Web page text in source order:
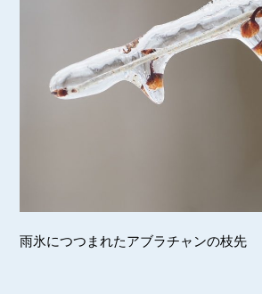
雨氷につつまれたアブラチャンの枝先